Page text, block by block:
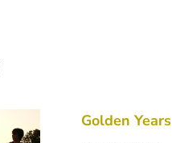
Golden Years